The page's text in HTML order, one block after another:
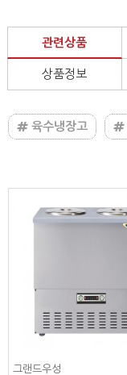
관련상품
상품정보
육수냉장고
그랜드우성